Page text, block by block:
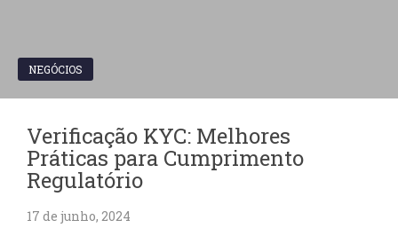
NEGÓCIOS
Verificação KYC: Melhores
Práticas para Cumprimento
Regulatório
17 de junho, 2024